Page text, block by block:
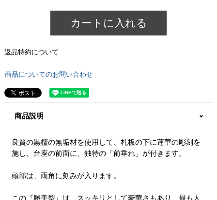
カートに入れる
返品特約について
商品についてのお問い合わせ
商品説明
良質の黒檀の無垢材を使用して、札板の下に蓮華の彫刻を
施し、台座の前面に、独特の「前垂れ」が付きます。
頭部は、両角に刻みが入ります。
この『勝美型』は、スッキリとして豪華さもあり、最も人